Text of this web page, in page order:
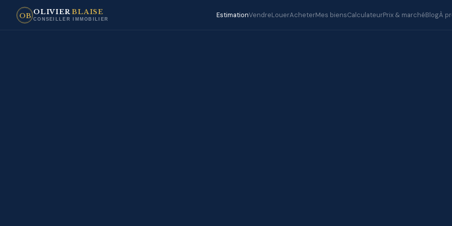
OB OLIVIERBLAISE
CONSEILLER IMMOBILIER EstimationVendreLouerAcheterMes biensCalculateurPrix & marchéBlogÀ